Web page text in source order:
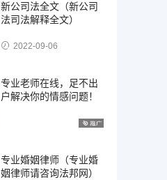
新公司法全文（新公司
法司法解释全文）
2022-09-06
专业老师在线，足不出
户解决你的情感问题！
专业婚姻律师（专业婚
姻律师请咨询法邦网）